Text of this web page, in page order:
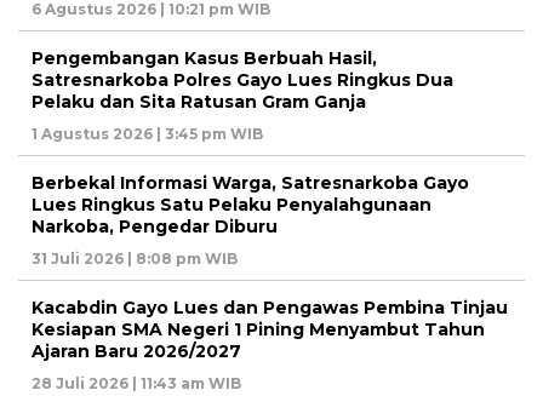
6 Agustus 2026 | 10:21 pm WIB
Pengembangan Kasus Berbuah Hasil,
Satresnarkoba Polres Gayo Lues Ringkus Dua
Pelaku dan Sita Ratusan Gram Ganja
1 Agustus 2026 | 3:45 pm WIB
Berbekal Informasi Warga, Satresnarkoba Gayo
Lues Ringkus Satu Pelaku Penyalahgunaan
Narkoba, Pengedar Diburu
31 Juli 2026 | 8:08 pm WIB
Kacabdin Gayo Lues dan Pengawas Pembina Tinjau
Kesiapan SMA Negeri 1 Pining Menyambut Tahun
Ajaran Baru 2026/2027
28 Juli 2026 | 11:43 am WIB